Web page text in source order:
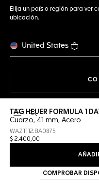
Elija un país o región para ver
ubicación.
United States
Abrir el menú de
TAG HEUER FORMULA 1
Cuarzo, 41 mm, Acero
WAZ1112.BA0875
$ 2.400,00
COMPROBAR